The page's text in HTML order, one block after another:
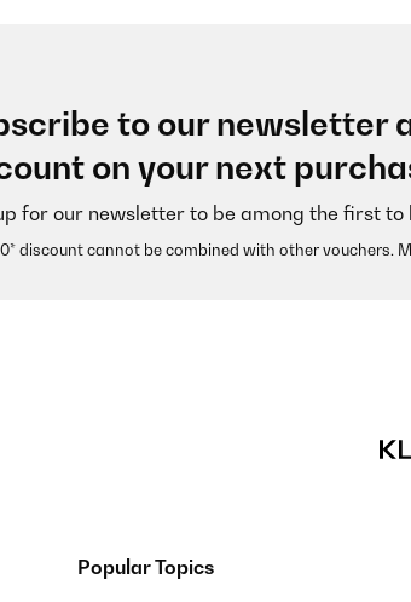
Heizkörper entschieden weil das Bad sehr klein
super geklappt. Die Verarbeitung und
hochwertig.Auch die Lackierung ist Kratz
Platz zum trocknen und sind immer schön
12/04/2023
to our newsletter
on your next
for our newsletter to be among the first to
discount cannot be combined with other vouchers.
Popular Topics